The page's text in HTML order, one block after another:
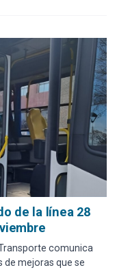
de la línea 28
comunica
de mejoras que se